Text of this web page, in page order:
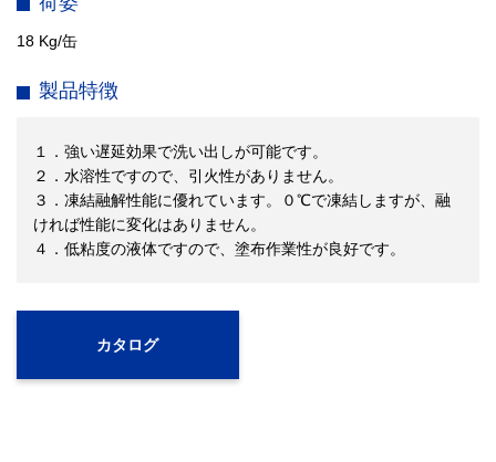
18 Kg/缶
製品特徴
１．強い遅延効果で洗い出しが可能です。
２．水溶性ですので、引火性がありません。
３．凍結融解性能に優れています。０℃で凍結しますが、融
ければ性能に変化はありません。
４．低粘度の液体ですので、塗布作業性が良好です。
カタログ